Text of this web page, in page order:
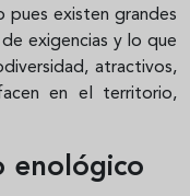
pues existen grandes
exigencias y lo que
atractivos,
en el territorio,
enológico